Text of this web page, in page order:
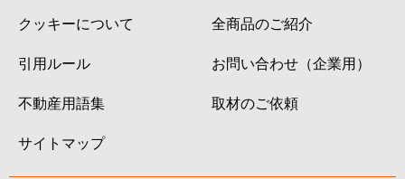
クッキーについて
引用ルール
不動産用語集
サイトマップ
全商品のご紹介
お問い合わせ（企業用）
取材のご依頼